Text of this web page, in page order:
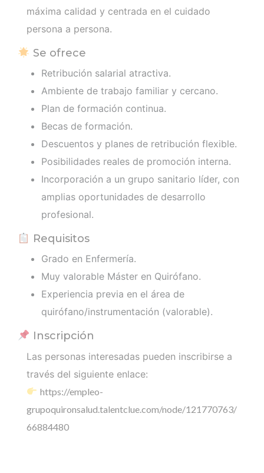
máxima calidad y centrada en el cuidado
persona a persona.
Se ofrece
Retribución salarial atractiva.
Ambiente de trabajo familiar y cercano.
Plan de formación continua.
Becas de formación.
Descuentos y planes de retribución flexible.
Posibilidades reales de promoción interna.
Incorporación a un grupo sanitario líder, con
amplias oportunidades de desarrollo
profesional.
Requisitos
Grado en Enfermería.
Muy valorable Máster en Quirófano.
Experiencia previa en el área de
quirófano/instrumentación (valorable).
Inscripción
Las personas interesadas pueden inscribirse a
través del siguiente enlace:
https://empleo-
grupoquironsalud.talentclue.com/node/121770763/
66884480